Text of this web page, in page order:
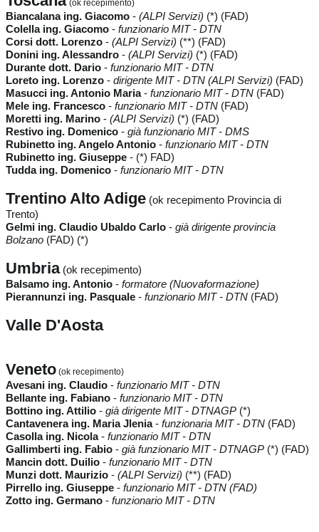
(ok recepimento)
Biancalana ing. Giacomo - (ALPI Servizi) (*) (FAD)
Colella ing. Giacomo - funzionario MIT - DTN
Corsi dott. Lorenzo - (ALPI Servizi) (**) (FAD)
Donini ing. Alessandro - (ALPI Servizi) (*) (FAD)
Durante dott. Dario - funzionario MIT - DTN
Loreto ing. Lorenzo - dirigente MIT - DTN (ALPI Servizi) (FAD)
Masucci ing. Antonio Maria- funzionario MIT - DTN (FAD)
Mele ing. Francesco - funzionario MIT - DTN (FAD)
Moretti ing. Marino - (ALPI Servizi) (*) (FAD)
Restivo ing. Domenico - già funzionario MIT - DMS
Rubinetto ing. Angelo Antonio - funzionario MIT - DTN
Rubinetto ing. Giuseppe - (*) FAD)
Tudda ing. Domenico - funzionario MIT - DTN
Trentino Alto Adige (ok recepimento Provincia di
Trento)
Gelmi ing. Claudio Ubaldo Carlo - già dirigente provincia
Bolzano (FAD) (*)
Umbria(ok recepimento)
Balsamo ing. Antonio - formatore (Nuovaformazione)
Pierannunzi ing. Pasquale - funzionario MIT - DTN (FAD)
Valle D'Aosta
Veneto (ok recepimento)
Avesani ing. Claudio - funzionario MIT - DTN
Bellante ing. Fabiano - funzionario MIT - DTN
Bottino ing. Attilio - già dirigente MIT - DTNAGP (*)
Cantavenera ing. Maria Jlenia- funzionaria MIT - DTN (FAD)
Casolla ing. Nicola- funzionario MIT - DTN
Gallimberti ing. Fabio - già funzionario MIT - DTNAGP (*) (FAD)
Mancin dott. Duilio - funzionario MIT - DTN
Munzi dott. Maurizio - (ALPI Servizi) (**) (FAD)
Pirrello ing. Giuseppe - funzionario MIT - DTN (FAD)
Zotto ing. Germano - funzionario MIT - DTN